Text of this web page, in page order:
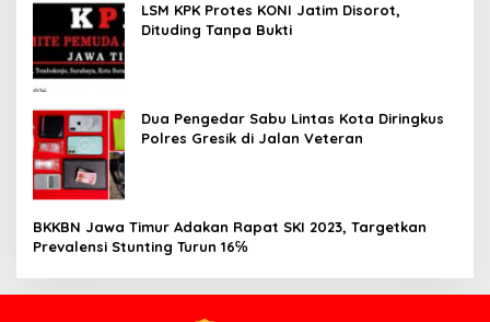
LSM KPK Protes KONI Jatim Disorot,
Dituding Tanpa Bukti
Dua Pengedar Sabu Lintas Kota Diringkus
Polres Gresik di Jalan Veteran
BKKBN Jawa Timur Adakan Rapat SKI 2023, Targetkan
Prevalensi Stunting Turun 16℅